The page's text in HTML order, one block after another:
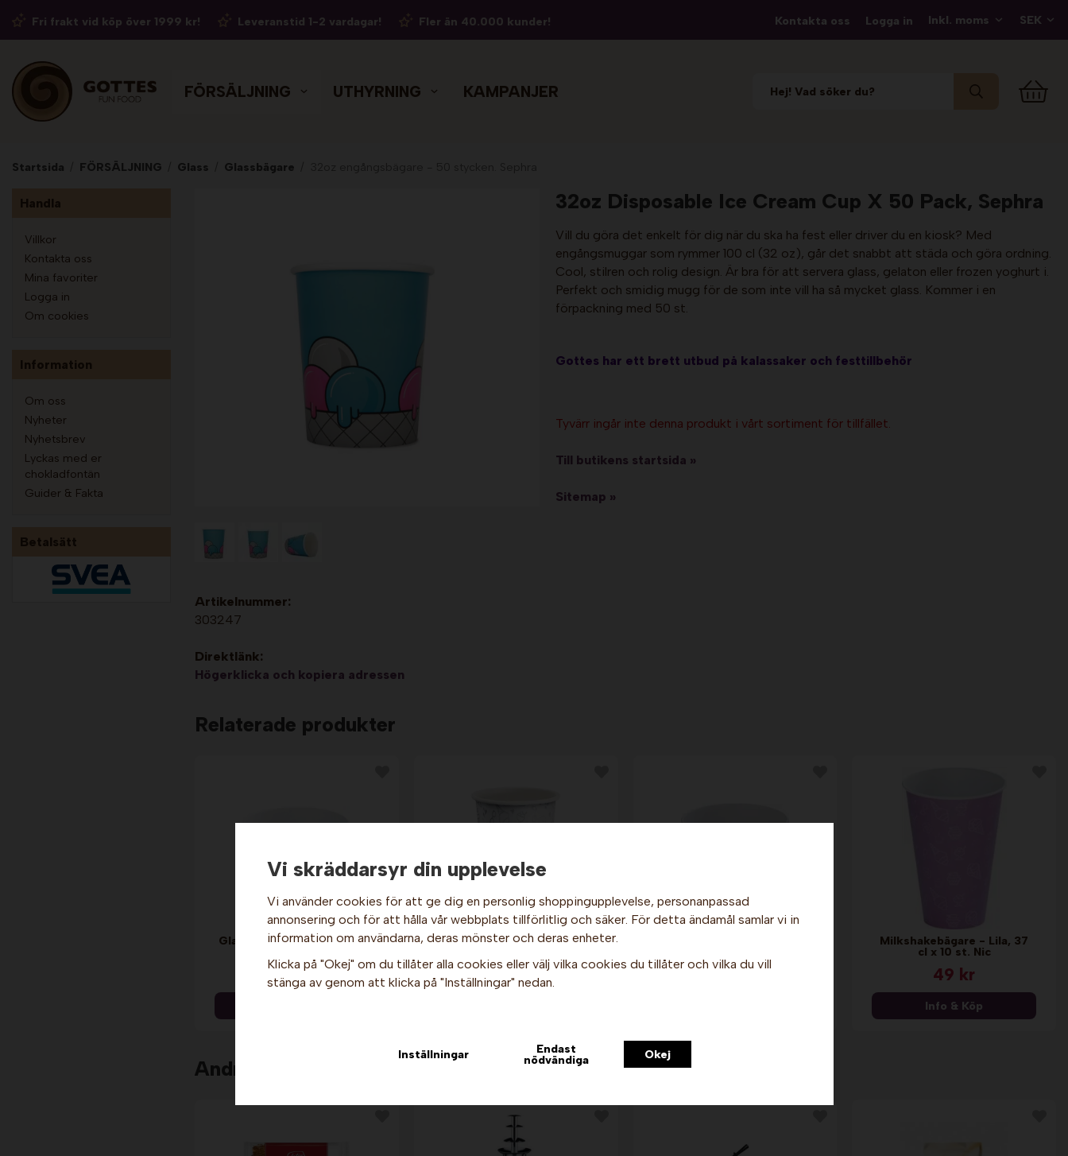
Hej och välkommen till Gottes!
företag (exkl. moms) för hur våra priser ska visas.
Fri frakt vid köp över 1999 kr! Leveranstid 1-2 vardagar! Fler än 40.000 kunder! Kontakta oss Logga in
FÖRSÄLJNING UTHYRNING KAMPANJER
Startsida FÖRSÄLJNING Glass Glassbägare
Handla
Villkor
Kontakta oss
Mina favoriter
Logga in
Om cookies
Information
Om oss
Nyheter
Nyhetsbrev
Lyckas med er
chokladfontän
Guider & Fakta
Betalsätt
32oz Disposable Ice Cream Cup X 50 Pack, Sephra
Vill du göra det enkelt för dig när du ska ha fest eller driver du en kiosk? Med
engångsmuggar som rymmer 100 cl (32 oz), går det snabbt att städa och göra ordning.
Cool, stilren och rolig design. Är bra för att servera glass, gelaton eller frozen yoghurt i.
Perfekt och smidig mugg för de som inte vill ha så mycket glass. Kommer i en
förpackning med 50 st.
Gottes har ett brett utbud på kalassaker och festtillbehör
Tyvärr ingår inte denna produkt i vårt sortiment för tillfället.
Till butikens startsida »
Sitemap »
Artikelnummer:
303247
Direktlänk:
Högerklicka och kopiera adressen
Relaterade produkter
Glassbägare - Grå, 8 cl x 10
19 kr
Milkshakebägare - Vit &
319 kr 39 kr
Milkshakebägare - Lila, 37
cl x 10 st. Nic
49 kr
Info & Köp
Andra köpte även
Vi skräddarsyr din upplevelse
Vi använder cookies för att ge dig en personlig shoppingupplevelse, personanpassad
annonsering och för att hålla vår webbplats tillförlitlig och säker. För detta ändamål samlar vi in
information om användarna, deras mönster och deras enheter.
Klicka på "Okej" om du tillåter alla cookies eller välj vilka cookies du tillåter och vilka du vill
stänga av genom att klicka på "Inställningar" nedan.
Inställningar Endast
nödvändiga Okej